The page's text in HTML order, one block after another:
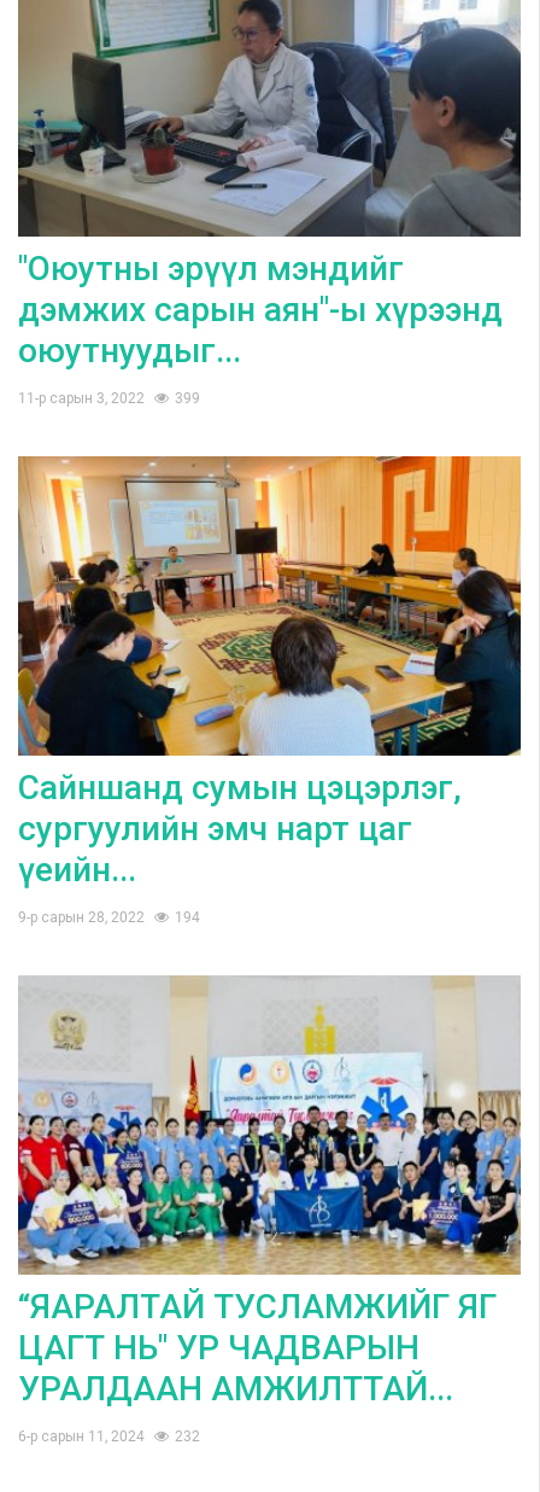
"Оюутны эрүүл мэндийг
дэмжих сарын аян"-ы хүрээнд
оюутнуудыг...
11-р сарын 3, 2022 399
Сайншанд сумын цэцэрлэг,
сургуулийн эмч нарт цаг
үеийн...
9-р сарын 28, 2022 194
“ЯАРАЛТАЙ ТУСЛАМЖИЙГ ЯГ
ЦАГТ НЬ" УР ЧАДВАРЫН
УРАЛДААН АМЖИЛТТАЙ...
6-р сарын 11, 2024 232